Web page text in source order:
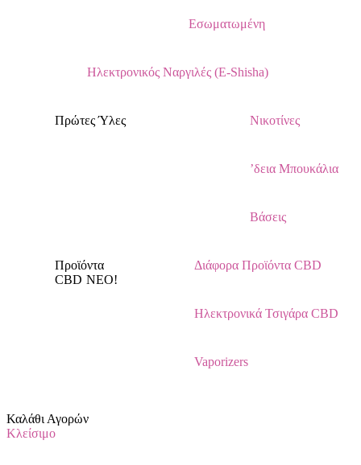
Εσωματωμένη
Ηλεκτρονικός Ναργιλές (E-Shisha)
Πρώτες Ύλες Νικοτίνες
’δεια Μπουκάλια
Βάσεις
Προϊόντα
CBD NEO!
Διάφορα Προϊόντα CBD
Ηλεκτρονικά Τσιγάρα CBD
Vaporizers
Καλάθι Αγορών
Κλείσιμο